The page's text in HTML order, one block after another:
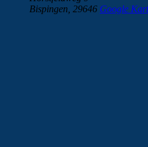
Bispingen 29646 Google